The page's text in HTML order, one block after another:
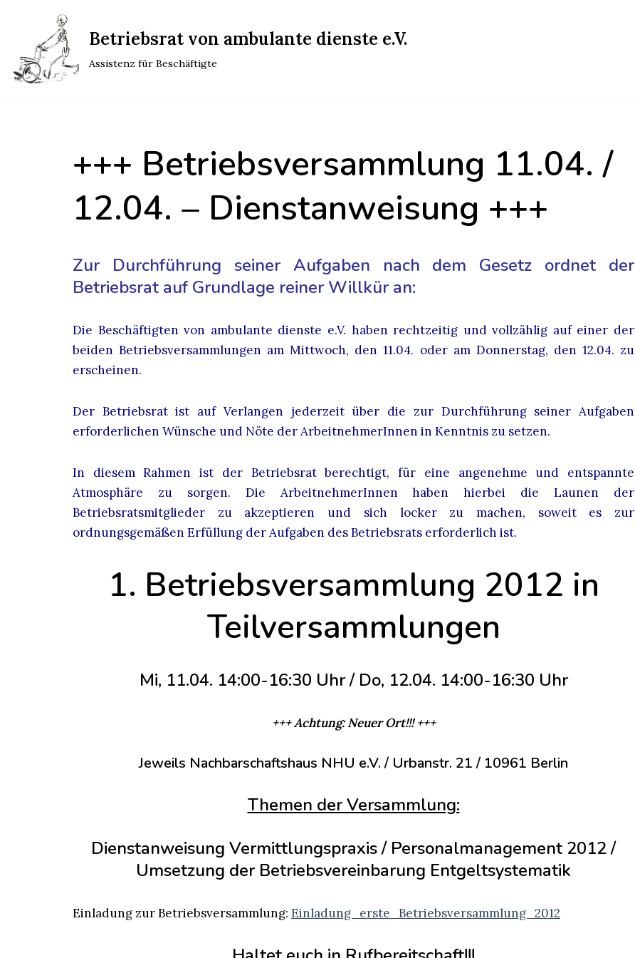
Inhalt
springen
Betriebsrat von ambulante dienste e.V.
Assistenz für Beschäftigte
+++ Betriebsversammlung 11.04. /
12.04. – Dienstanweisung +++
Zur Durchführung seiner Aufgaben nach dem Gesetz ordnet der
Betriebsrat auf Grundlage reiner Willkür an:
Die Beschäftigten von ambulante dienste e.V. haben rechtzeitig und vollzählig auf einer der
beiden Betriebsversammlungen am Mittwoch, den 11.04. oder am Donnerstag, den 12.04. zu
erscheinen.
Der Betriebsrat ist auf Verlangen jederzeit über die zur Durchführung seiner Aufgaben
erforderlichen Wünsche und Nöte der ArbeitnehmerInnen in Kenntnis zu setzen.
In diesem Rahmen ist der Betriebsrat berechtigt, für eine angenehme und entspannte
Atmosphäre zu sorgen. Die ArbeitnehmerInnen haben hierbei die Launen der
Betriebsratsmitglieder zu akzeptieren und sich locker zu machen, soweit es zur
ordnungsgemäßen Erfüllung der Aufgaben des Betriebsrats erforderlich ist.
1. Betriebsversammlung 2012 in
Teilversammlungen
Mi, 11.04. 14:00-16:30 Uhr / Do, 12.04. 14:00-16:30 Uhr
+++ Achtung: Neuer Ort!!! +++
Jeweils Nachbarschaftshaus NHU e.V. / Urbanstr. 21 / 10961 Berlin
Themen der Versammlung:
Dienstanweisung Vermittlungspraxis / Personalmanagement 2012 /
Umsetzung der Betriebsvereinbarung Entgeltsystematik
Einladung zur Betriebsversammlung: Einladung_erste_Betriebsversammlung_2012